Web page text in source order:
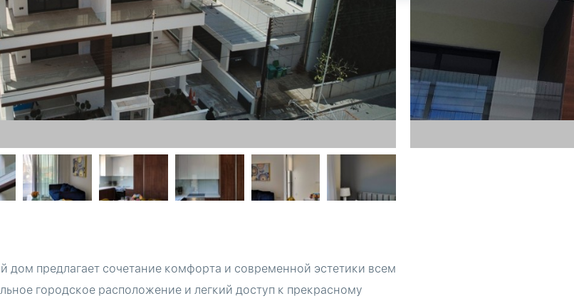
предлагает сочетание комфорта и современной эстетики всем
городское расположение и легкий доступ к прекрасному